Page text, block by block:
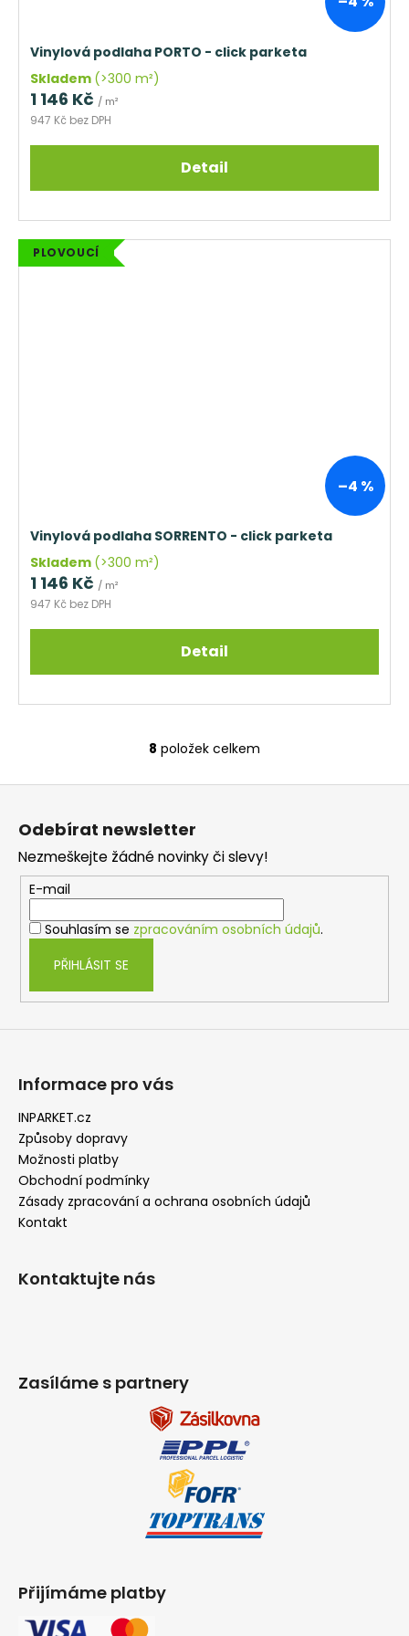
Vinylová podlaha PORTO - click parketa
Skladem (>300 m²)
947 Kč bez DPH
1 146 Kč / m²
Detail
PLOVOUCÍ
–4 %
Vinylová podlaha SORRENTO - click parketa
Skladem (>300 m²)
947 Kč bez DPH
1 146 Kč / m²
Detail
O
v
a
c
í
p
r
y
8 položek celkem
Odebírat newsletter
Nezmeškejte žádné novinky či slevy!
E-mail
Souhlasím se zpracováním osobních údajů.
PŘIHLÁSIT SE
Informace pro vás
INPARKET.cz
Způsoby dopravy
Možnosti platby
Obchodní podmínky
Zásady zpracování a ochrana osobních údajů
Kontakt
Kontaktujte nás
Zasíláme s partnery
Přijímáme platby